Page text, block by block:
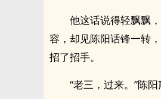
他这话说得轻飘飘
容，却见陈阳话锋一转
招了招手。
“老三，过来。”陈阳